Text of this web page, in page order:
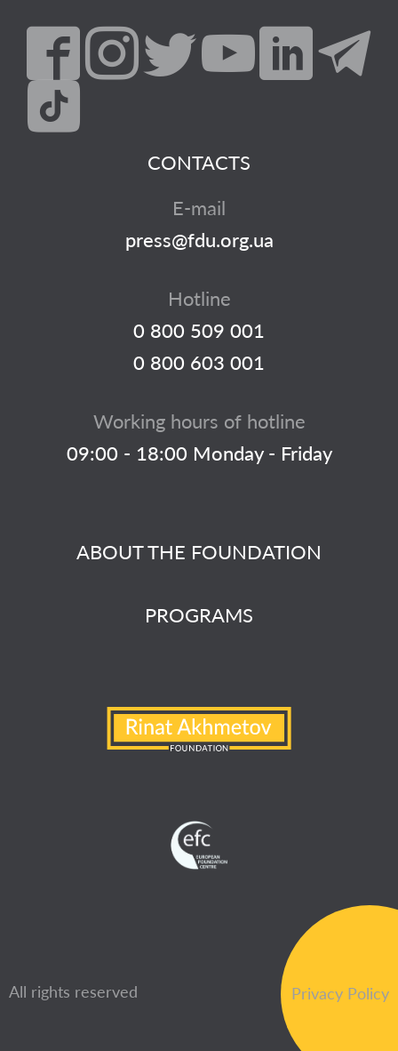
ABOUT THE FOUNDATION
PROGRAMS
CONTACTS
E-mail
press@fdu.org.ua
Hotline
0 800 509 001
0 800 603 001
Working hours of hotline
09:00 - 18:00 Monday - Friday
All rights reserved Privacy Policy